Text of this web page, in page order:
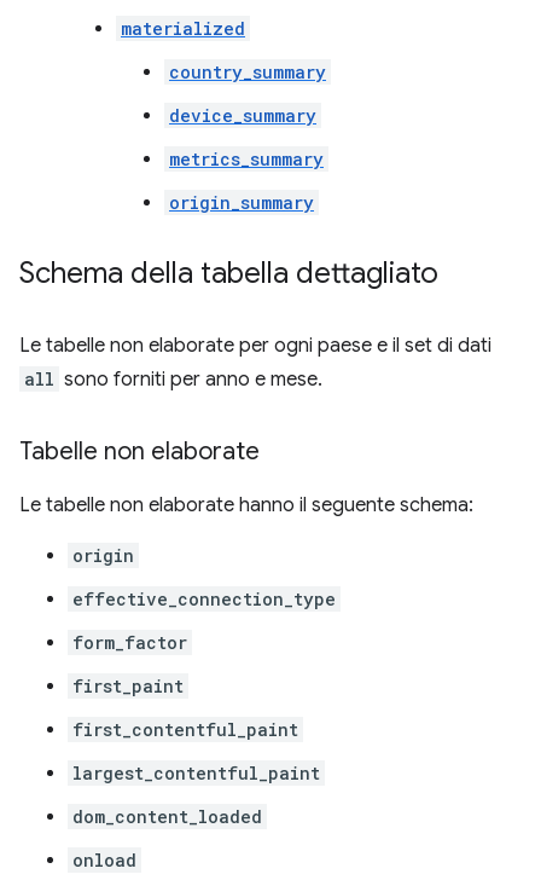
materialized
country_summary
device_summary
metrics_summary
origin_summary
Schema della tabella dettagliato
Le tabelle non elaborate per ogni paese e il set di dati
all sono forniti per anno e mese.
Tabelle non elaborate
Le tabelle non elaborate hanno il seguente schema:
origin
effective_connection_type
form_factor
first_paint
first_contentful_paint
largest_contentful_paint
dom_content_loaded
onload